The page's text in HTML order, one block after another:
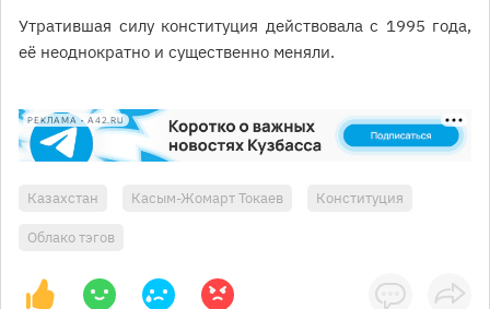
Утратившая силу конституция действовала с 1995 года,
её неоднократно и существенно меняли.
РЕКЛАМА • A42.RU
Казахстан Касым-Жомарт Токаев Конституция
Облако тэгов